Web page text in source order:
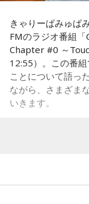
のご遺族も多く、
割の亡くなった方
いのはな慰霊碑
合わせて、地元の
ようになりました
前タオルと一緒に
「当たったら」だ
（笑）！ だって、
行けて、ライブに
ように♡
※放送エリア外の
きゃりーぱみゅぱ
FMのラジオ番組
Chapter #0 ～
12:55）。この番
ことについて語っ
ながら、さまざま
いきます。
8月2日（日）放送
を企業理念に掲げ